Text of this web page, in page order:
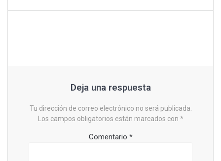
Deja una respuesta
Tu dirección de correo electrónico no será publicada.
Los campos obligatorios están marcados con *
Comentario *